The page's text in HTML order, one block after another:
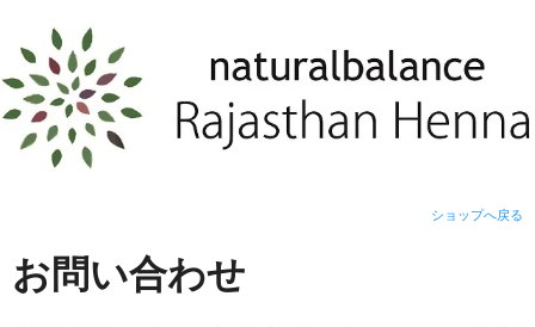
ショップへ戻る
お問い合わせ